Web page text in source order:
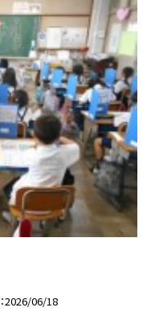
2026/06/18